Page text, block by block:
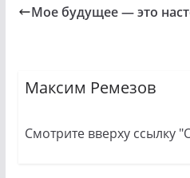
Мое будущее — это
Максим Ремезов
Смотрите вверху ссылку